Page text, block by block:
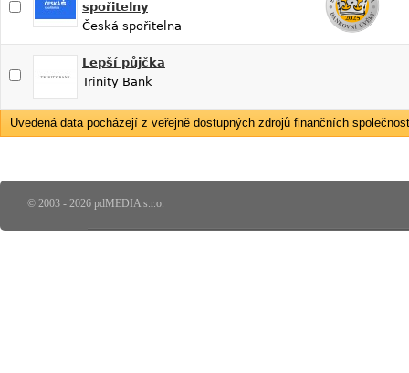
spořitelny
Česká spořitelna
Lepší půjčka
Trinity Bank
Uvedená data pocházejí z veřejně dostupných zdrojů finančních
© 2003 - 2026 pdMEDIA s.r.o.